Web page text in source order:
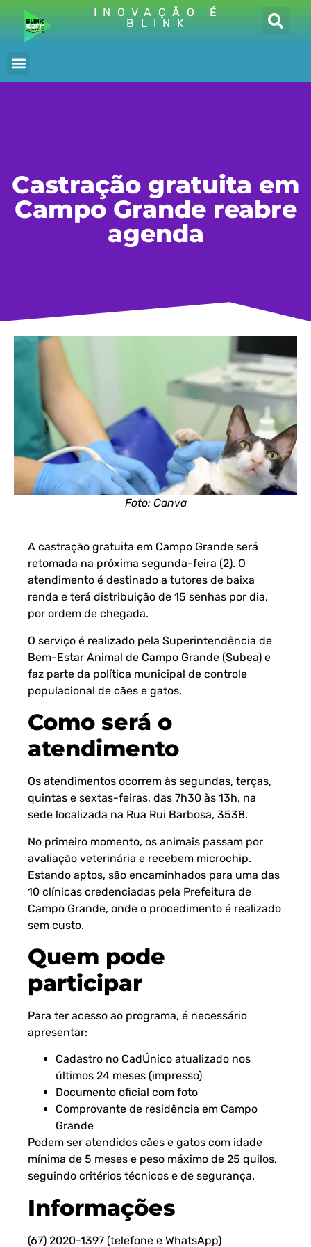
INOVAÇÃO É
BLINK
Castração gratuita em
Campo Grande reabre
agenda
Foto: Canva
A castração gratuita em Campo Grande será
retomada na próxima segunda-feira (2). O
atendimento é destinado a tutores de baixa
renda e terá distribuição de 15 senhas por dia,
por ordem de chegada.
O serviço é realizado pela Superintendência de
Bem-Estar Animal de Campo Grande (Subea) e
faz parte da política municipal de controle
populacional de cães e gatos.
Como será o
atendimento
Os atendimentos ocorrem às segundas, terças,
quintas e sextas-feiras, das 7h30 às 13h, na
sede localizada na Rua Rui Barbosa, 3538.
No primeiro momento, os animais passam por
avaliação veterinária e recebem microchip.
Estando aptos, são encaminhados para uma das
10 clínicas credenciadas pela Prefeitura de
Campo Grande, onde o procedimento é realizado
sem custo.
Quem pode
participar
Para ter acesso ao programa, é necessário
apresentar:
Cadastro no CadÚnico atualizado nos
últimos 24 meses (impresso)
Documento oficial com foto
Comprovante de residência em Campo
Grande
Podem ser atendidos cães e gatos com idade
mínima de 5 meses e peso máximo de 25 quilos,
seguindo critérios técnicos e de segurança.
Informações
(67) 2020-1397 (telefone e WhatsApp)